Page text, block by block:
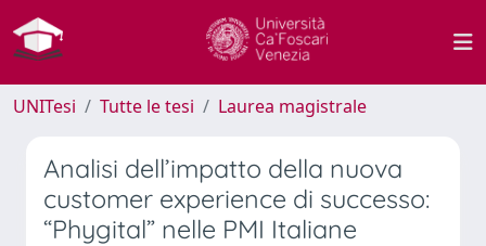
UNITesi Tutte le tesi Laurea magistrale
Analisi dell’impatto della nuova
customer experience di successo:
“Phygital” nelle PMI Italiane